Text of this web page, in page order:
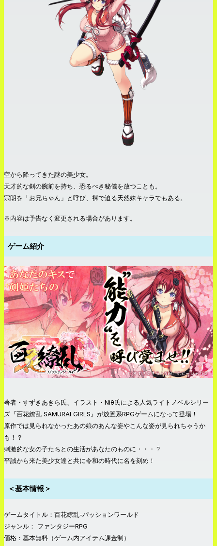
空から降ってきた謎の美少女。
天才的な剣の腕前を持ち、恐るべき秘儀を放つことも。
宗朗を「お兄ちゃん」と呼び、裸で迫る天然妹キャラでもある。
※内容は予告なく変更される場合があります。
ゲーム紹介
著者・すずきあきら氏、イラスト・Niθ氏による人気ライトノベルシリー
ズ『百花繚乱 SAMURAI GIRLS』が放置系RPGゲームになって登場！
原作では見られなかったあの娘のあんな姿やこんな姿が見られちゃうか
も！？
刺激的な女の子たちとの生活があなたのものに・・・？
平誠から来た美少女達と共に令和の時代に名を刻め！
＜基本情報＞
ゲームタイトル：百花繚乱-パッションワールド
ジャンル： ファンタジーRPG
価格：基本無料（ゲーム内アイテム課金制）